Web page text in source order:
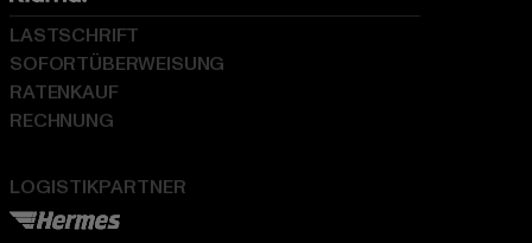
LOGISTIKPARTNER
LASTSCHRIFT
SOFORTÜBERWEISUNG
RATENKAUF
RECHNUNG